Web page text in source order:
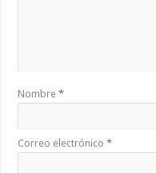
Nombre*
Correo electrónico*